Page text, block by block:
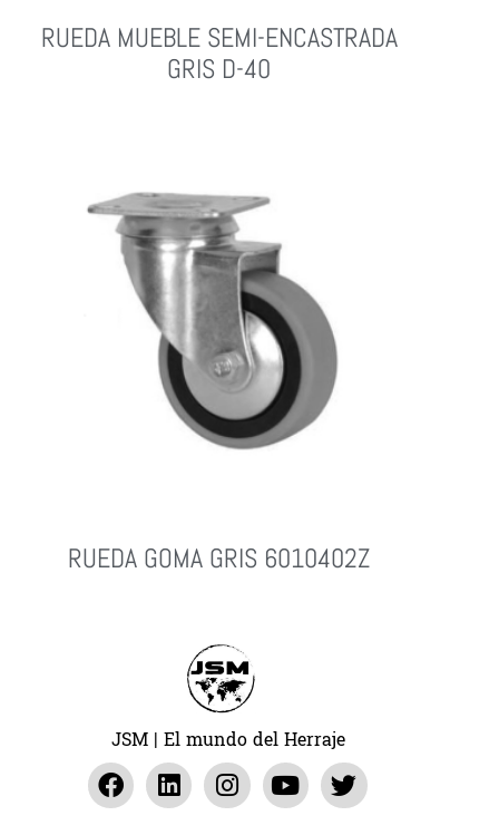
RUEDA MUEBLE SEMI-ENCASTRADA
GRIS D-40
RUEDA GOMA GRIS 6010402Z
JSM | El mundo del Herraje